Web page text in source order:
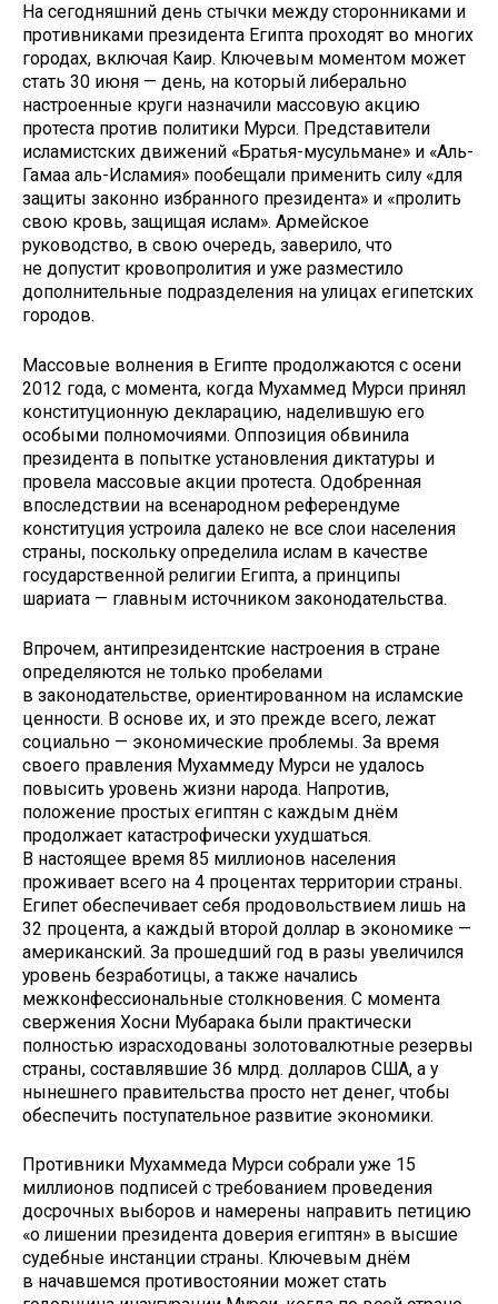
На сегодняшний день стычки между сторонниками и
противниками президента Египта проходят во многих
городах, включая Каир. Ключевым моментом может
стать 30 июня — день, на который либерально
настроенные круги назначили массовую акцию
протеста против политики Мурси. Представители
исламистских движений «Братья-мусульмане» и «Аль-
Гамаа аль-Исламия» пообещали применить силу «для
защиты законно избранного президента» и «пролить
свою кровь, защищая ислам». Армейское
руководство, в свою очередь, заверило, что
не допустит кровопролития и уже разместило
дополнительные подразделения на улицах египетских
городов.
Массовые волнения в Египте продолжаются с осени
2012 года, с момента, когда Мухаммед Мурси принял
конституционную декларацию, наделившую его
особыми полномочиями. Оппозиция обвинила
президента в попытке установления диктатуры и
провела массовые акции протеста. Одобренная
впоследствии на всенародном референдуме
конституция устроила далеко не все слои населения
страны, поскольку определила ислам в качестве
государственной религии Египта, а принципы
шариата — главным источником законодательства.
Впрочем, антипрезидентские настроения в стране
определяются не только пробелами
в законодательстве, ориентированном на исламские
ценности. В основе их, и это прежде всего, лежат
социально — экономические проблемы. За время
своего правления Мухаммеду Мурси не удалось
повысить уровень жизни народа. Напротив,
положение простых египтян с каждым днём
продолжает катастрофически ухудшаться.
В настоящее время 85 миллионов населения
проживает всего на 4 процентах территории страны.
Египет обеспечивает себя продовольствием лишь на
32 процента, а каждый второй доллар в экономике —
американский. За прошедший год в разы увеличился
уровень безработицы, а также начались
межконфессиональные столкновения. С момента
свержения Хосни Мубарака были практически
полностью израсходованы золотовалютные резервы
страны, составлявшие 36 млрд. долларов США, а у
нынешнего правительства просто нет денег, чтобы
обеспечить поступательное развитие экономики.
Противники Мухаммеда Мурси собрали уже 15
миллионов подписей с требованием проведения
досрочных выборов и намерены направить петицию
«о лишении президента доверия египтян» в высшие
судебные инстанции страны. Ключевым днём
в начавшемся противостоянии может стать